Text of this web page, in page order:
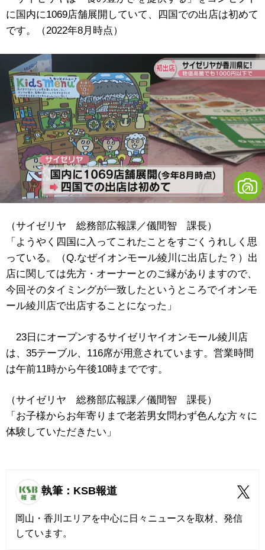
に国内に1069店舗展開していて、四国での出店は初めて
です。（2022年8月時点）
（サイゼリヤ 総務部広報課／儀間智 課長）
「ようやく四国に入ってこれたことをすごくうれしく思
っている。（Q.なぜイオンモール綾川に出店した？）出
店に関しては先方・オーナーとのご縁がありますので、
今回そのタイミングが一致したというところでイオンモ
ール綾川店で出店することになった」
23日にオープンするサイゼリヤイオンモール綾川店
は、35テーブル、116席が用意されています。営業時間
は午前11時から午後10時までです。
（サイゼリヤ 総務部広報課／儀間智 課長）
「お子様からお年寄りまで老若男女問わず色んな方々に
体験していただきたい」
執筆：KSB報道
岡山・香川エリアを中心に日々ニュースを取材、発信
しています。